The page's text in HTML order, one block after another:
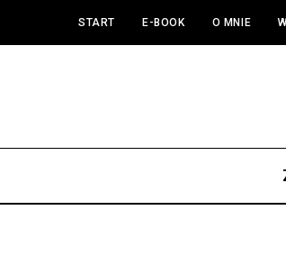
START E-BOOK O MNIE